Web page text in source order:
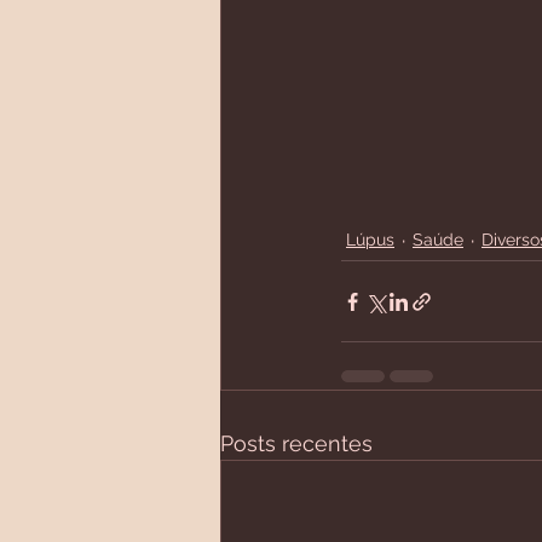
Lúpus Saúde
Posts recentes